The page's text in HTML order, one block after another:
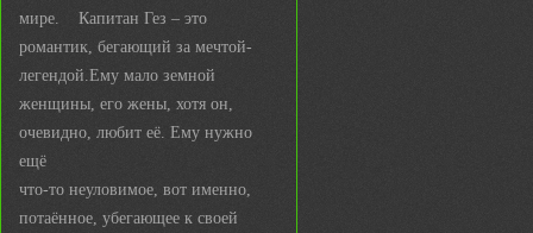
мире. Капитан Гез – это
романтик, бегающий за мечтой-
легендой.Ему мало земной
женщины, его жены, хотя он,
очевидно, любит её. Ему нужно
ещё
что-то неуловимое, вот именно,
потаённое, убегающее к своей